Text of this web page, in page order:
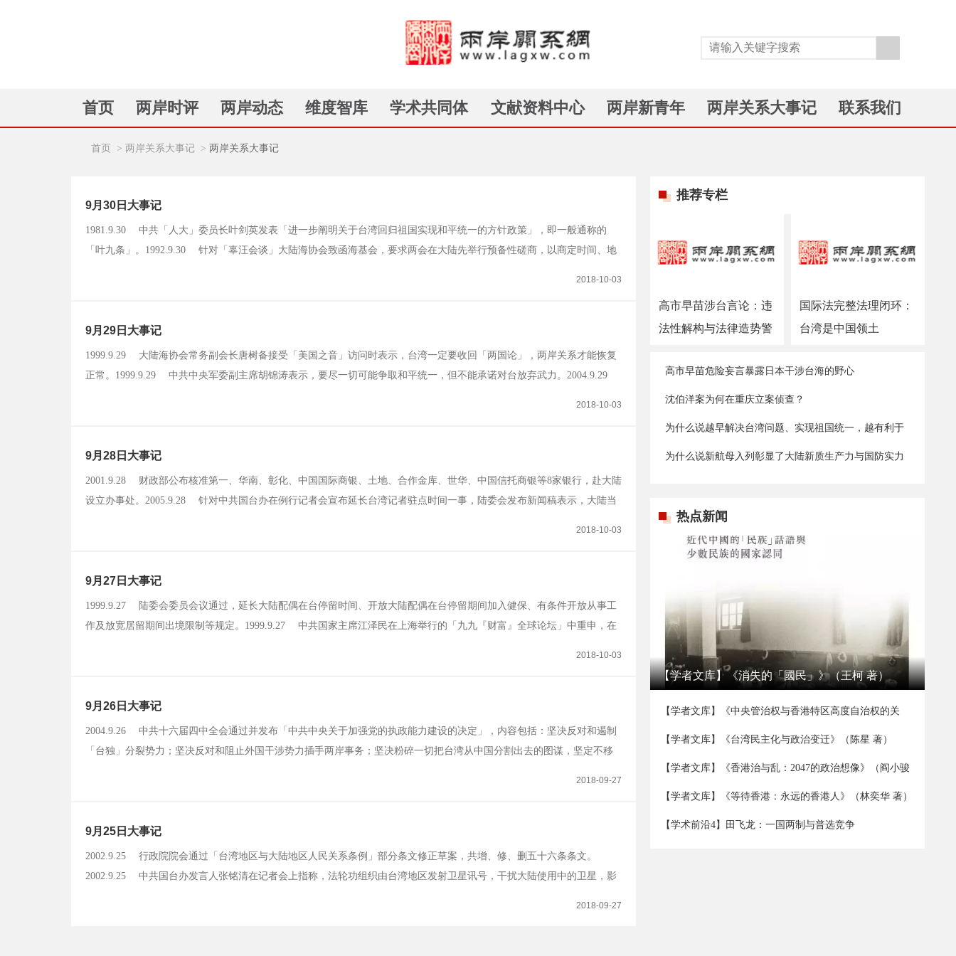
首页 两岸时评 两岸动态 维度智库 学术共同体 文献资料中心 两岸新青年 两岸关系大事记 联系我们
首页 > 两岸关系大事记 > 两岸关系大事记
9月30日大事记
1981.9.30 中共「人大」委员长叶剑英发表「进一步阐明关于台湾回归祖国实现和平统一的方针政策」，即一般通称的
「叶九条」。1992.9.30 针对「辜汪会谈」大陆海协会致函海基会，要求两会在大陆先举行预备性磋商，以商定时间、地
2018-10-03
9月29日大事记
1999.9.29 大陆海协会常务副会长唐树备接受「美国之音」访问时表示，台湾一定要收回「两国论」，两岸关系才能恢复
正常。1999.9.29 中共中央军委副主席胡锦涛表示，要尽一切可能争取和平统一，但不能承诺对台放弃武力。2004.9.29
2018-10-03
9月28日大事记
2001.9.28 财政部公布核准第一、华南、彰化、中国国际商银、土地、合作金库、世华、中国信托商银等8家银行，赴大陆
设立办事处。2005.9.28 针对中共国台办在例行记者会宣布延长台湾记者驻点时间一事，陆委会发布新闻稿表示，大陆当
2018-10-03
9月27日大事记
1999.9.27 陆委会委员会议通过，延长大陆配偶在台停留时间、开放大陆配偶在台停留期间加入健保、有条件开放从事工
作及放宽居留期间出境限制等规定。1999.9.27 中共国家主席江泽民在上海举行的「九九『财富』全球论坛」中重申，在
2018-10-03
9月26日大事记
2004.9.26 中共十六届四中全会通过并发布「中共中央关于加强党的执政能力建设的决定」，内容包括：坚决反对和遏制
「台独」分裂势力；坚决反对和阻止外国干涉势力插手两岸事务；坚决粉碎一切把台湾从中国分割出去的图谋，坚定不移
2018-09-27
9月25日大事记
2002.9.25 行政院院会通过「台湾地区与大陆地区人民关系条例」部分条文修正草案，共增、修、删五十六条条文。
2002.9.25 中共国台办发言人张铭清在记者会上指称，法轮功组织由台湾地区发射卫星讯号，干扰大陆使用中的卫星，影
2018-09-27
推荐专栏
高市早苗涉台言论：违
法性解构与法律造势警
国际法完整法理闭环：
台湾是中国领土
高市早苗危险妄言暴露日本干涉台海的野心
沈伯洋案为何在重庆立案侦查？
为什么说越早解决台湾问题、实现祖国统一，越有利于
为什么说新航母入列彰显了大陆新质生产力与国防实力
热点新闻
【学者文库】《消失的「國民」》（王柯 著）
【学者文库】《中央管治权与香港特区高度自治权的关
【学者文库】《台湾民主化与政治变迁》（陈星 著）
【学者文库】《香港治与乱：2047的政治想像》（阎小骏
【学者文库】《等待香港：永远的香港人》（林奕华 著）
【学术前沿4】田飞龙：一国两制与普选竞争